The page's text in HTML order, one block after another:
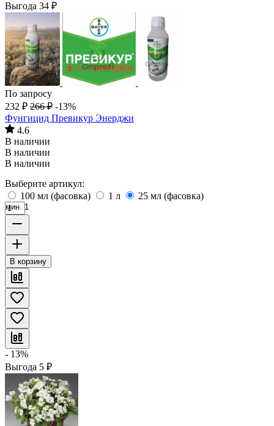
Выгода 34 ₽
По запросу
232 ₽ 266 ₽ -13%
Фунгицид Превикур Энерджи
4.6
В наличии
В наличии
В наличии
Выберите артикул:
100 мл (фасовка)
1 л 25 мл (фасовка)
мин. 1
В корзину
- 13%
Выгода 5 ₽